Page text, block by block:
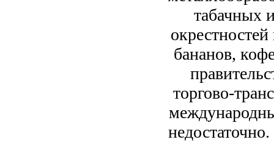
табачных
бананов,
торгово-